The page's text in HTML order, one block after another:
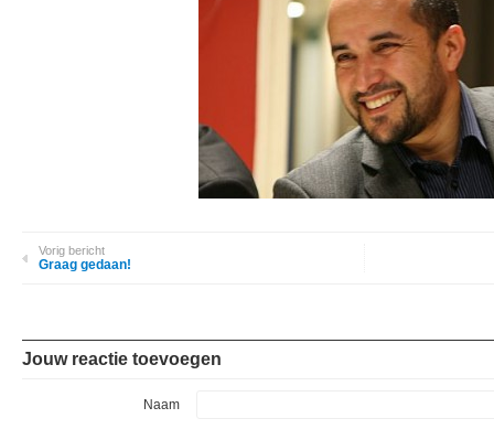
Vorig bericht
Graag gedaan!
Jouw reactie toevoegen
Naam